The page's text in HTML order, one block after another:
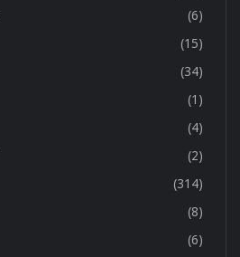
(6)
(15)
(34)
(1)
(4)
(2)
(314)
(8)
(6)